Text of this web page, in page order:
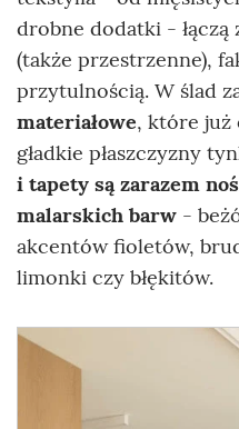
drobne dodatki -
(także przestrzenne),
przytulnością. W ślad
materiałowe, które już
gładkie płaszczyzny
i tapety są zarazem
malarskich barw -
akcentów fioletów,
limonki czy błękitów.